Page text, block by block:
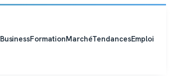
BusinessFormationMarchéTendancesEmploi